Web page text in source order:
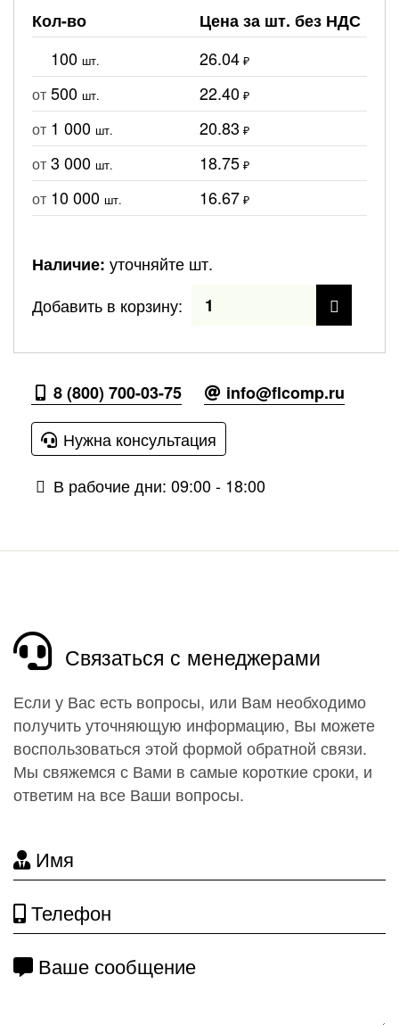
Кол-во
Цена за шт. без НДС
100 шт. 26.04 ₽
от 500 шт. 22.40 ₽
от 1 000 шт. 20.83 ₽
от 3 000 шт. 18.75 ₽
от 10 000 шт. 16.67 ₽
Наличие: уточняйте шт.
Добавить в корзину:
8 (800) 700-03-75
info@flcomp.ru
Нужна консультация
В рабочие дни: 09:00 - 18:00
Связаться с менеджерами
Если у Вас есть вопросы, или Вам необходимо
получить уточняющую информацию, Вы можете
воспользоваться этой формой обратной связи.
Мы свяжемся с Вами в самые короткие сроки, и
ответим на все Ваши вопросы.
Имя
Телефон
Ваше сообщение